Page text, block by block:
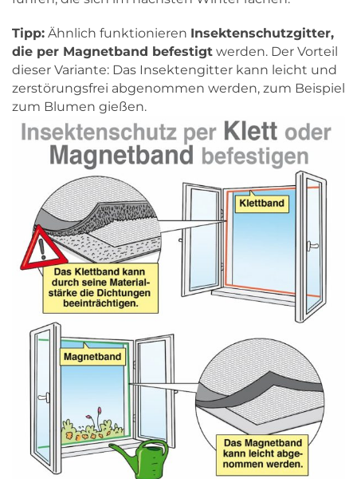
Tipp: Ähnlich funktionieren Insektenschutzgitter,
die per Magnetband befestigt werden. Der Vorteil
dieser Variante: Das Insektengitter kann leicht und
zerstörungsfrei abgenommen werden, zum Beispiel
zum Blumen gießen.